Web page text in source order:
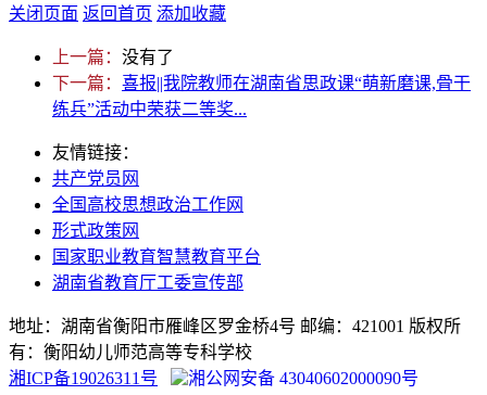
关闭页面 返回首页 添加收藏
上一篇： 没有了
下一篇： 喜报||我院教师在湖南省思政课“萌新磨课,骨干
练兵”活动中荣获二等奖...
友情链接：
共产党员网
全国高校思想政治工作网
形式政策网
国家职业教育智慧教育平台
湖南省教育厅工委宣传部
地址：湖南省衡阳市雁峰区罗金桥4号 邮编：421001 版权所
有：衡阳幼儿师范高等专科学校
湘ICP备19026311号
湘公网安备 43040602000090号